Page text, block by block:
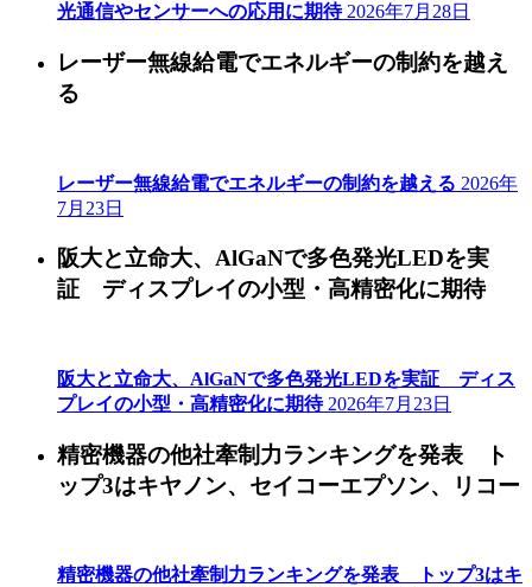
光通信やセンサーへの応用に期待 2026年7月28日
レーザー無線給電でエネルギーの制約を越え
る
レーザー無線給電でエネルギーの制約を越える 2026年
7月23日
阪大と立命大、AlGaNで多色発光LEDを実
証 ディスプレイの小型・高精密化に期待
阪大と立命大、AlGaNで多色発光LEDを実証 ディス
プレイの小型・高精密化に期待 2026年7月23日
精密機器の他社牽制力ランキングを発表 ト
ップ3はキヤノン、セイコーエプソン、リコー
精密機器の他社牽制力ランキングを発表 トップ3はキ